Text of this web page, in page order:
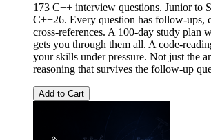
173 C++ interview questions. Junior to
C++26. Every question has follow-ups,
cross-references. A 100-day study plan
gets you through them all. A code-
your skills under pressure. Not just the
reasoning that survives the follow-up
Add to Cart